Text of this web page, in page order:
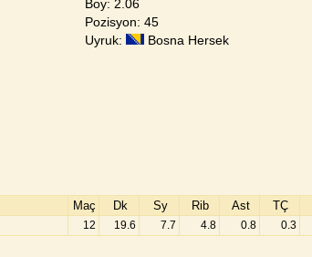
Boy: 2.06
Pozisyon: 45
Uyruk:
Bosna Hersek
Maç Dk Sy Rib Ast TÇ
12 19.6 7.7 4.8 0.8 0.3